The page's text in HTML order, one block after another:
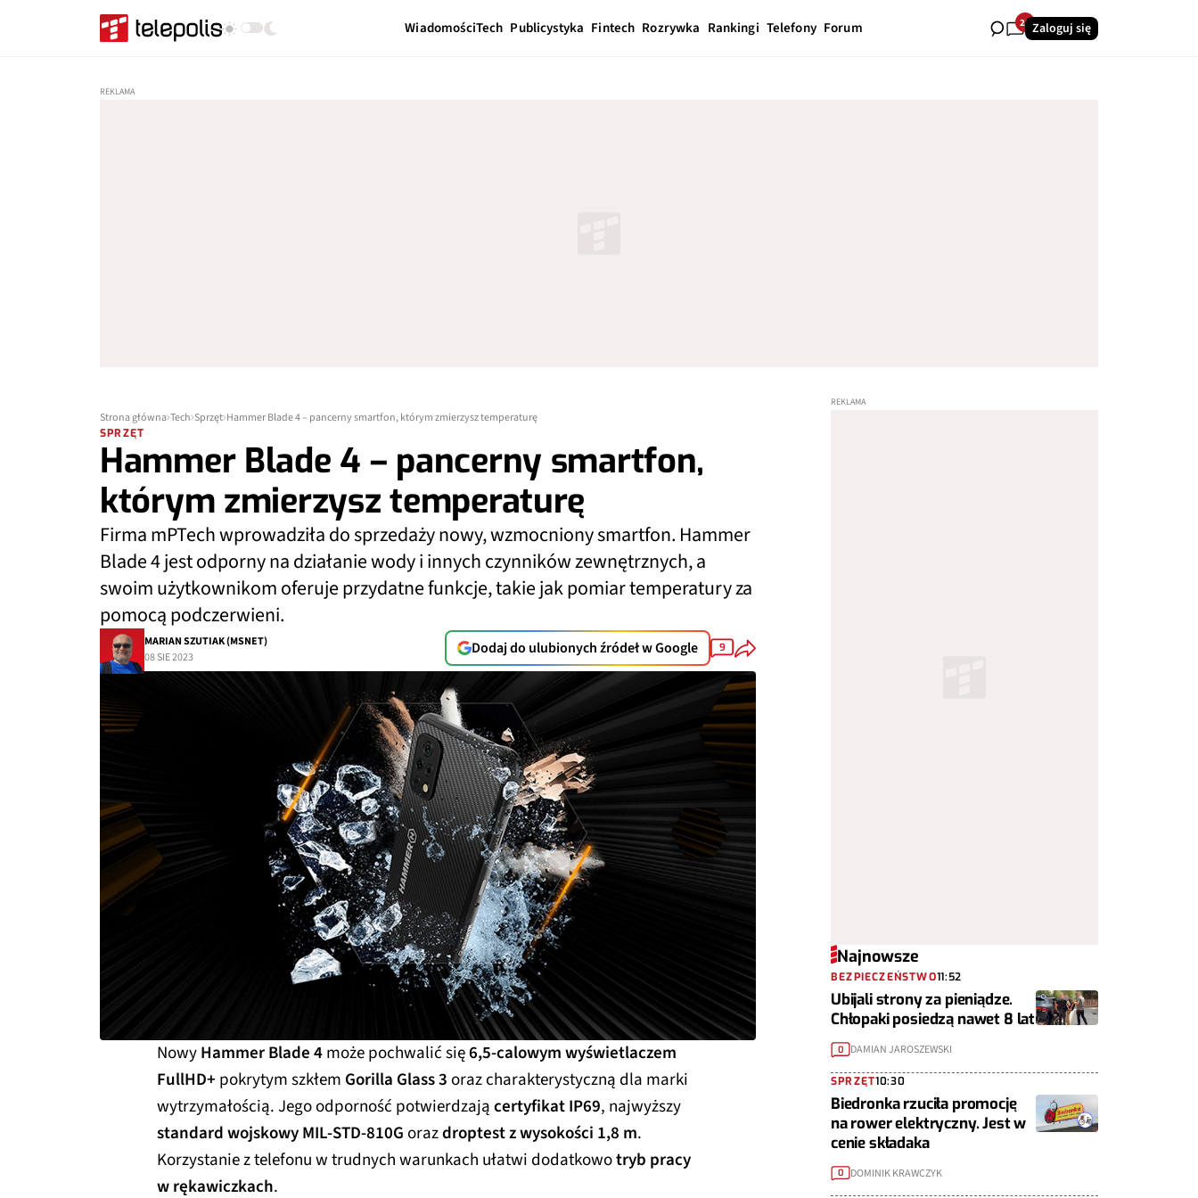
WiadomościTech Publicystyka Fintech Rozrywka Rankingi Telefony Forum 28Zaloguj się
Strona główna Tech Sprzęt Hammer Blade 4 – pancerny smartfon, którym zmierzysz temperaturę
SPRZĘT
Hammer Blade 4 – pancerny smartfon,
którym zmierzysz temperaturę
Firma mPTech wprowadziła do sprzedaży nowy, wzmocniony smartfon. Hammer
Blade 4 jest odporny na działanie wody i innych czynników zewnętrznych, a
swoim użytkownikom oferuje przydatne funkcje, takie jak pomiar temperatury za
pomocą podczerwieni.
MARIAN SZUTIAK (MSNET)
08 SIE 2023
Dodaj do ulubionych źródeł w Google 9
NowyHammer Blade 4może pochwalić się6,5-calowym wyświetlaczem
FullHD+pokrytym szkłem Gorilla Glass 3oraz charakterystyczną dla marki
wytrzymałością. Jego odporność potwierdzającertyfikat IP69, najwyższy
standard wojskowy MIL-STD-810Gorazdroptest z wysokości 1,8 m.
Korzystanie z telefonu w trudnych warunkach ułatwi dodatkowotryb pracy
w rękawiczkach.
Najnowsze
BEZPIECZEŃSTWO11:52
Ubijali strony za pieniądze.
Chłopaki posiedzą nawet 8 lat
0 DAMIAN JAROSZEWSKI
SPRZĘT10:30
Biedronka rzuciła promocję
na rower elektryczny. Jest w
cenie składaka
0 DOMINIK KRAWCZYK